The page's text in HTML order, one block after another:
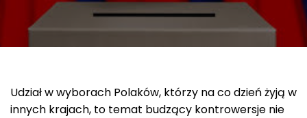
Udział w wyborach Polaków, którzy na co dzień żyją w
innych krajach, to temat budzący kontrowersje nie